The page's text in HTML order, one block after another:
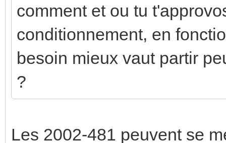
comment et ou tu
conditionnement, en
besoin mieux vaut partir
?
Les 2002-481 peuvent se